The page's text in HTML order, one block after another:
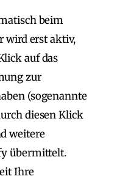
beim
wird erst aktiv,
auf das
zur
(sogenannte
diesen Klick
weitere
übermittelt.
Ihre